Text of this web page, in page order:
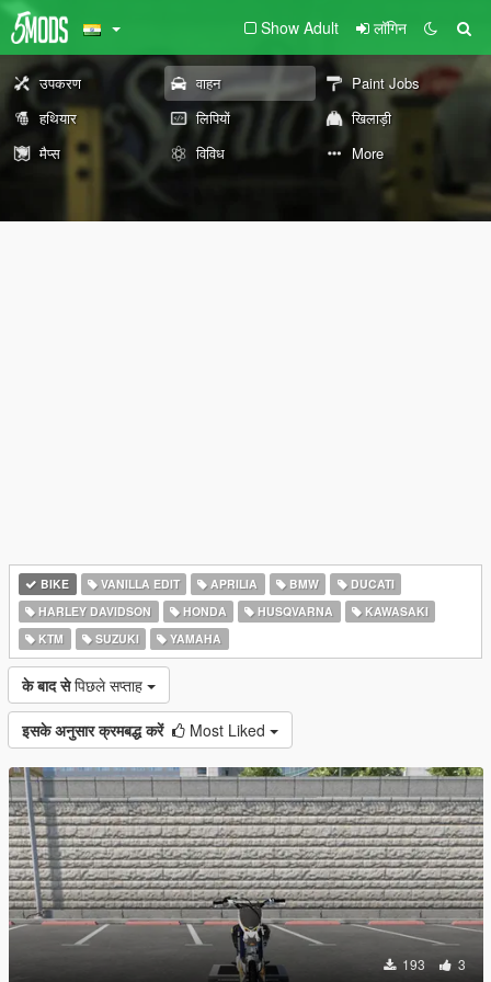
Show Adult लॉगिन
उपकरण वाहन
Paint Jobs
हथियार
लिपियों
खिलाड़ी
मैप्स
विविध More
BIKE VANILLA EDIT APRILIA BMW
DUCATI
HARLEY DAVIDSON
HONDA HUSQVARNA
KAWASAKI
KTM
SUZUKI YAMAHA
के बाद से पिछले सप्ताह
इसके अनुसार क्रमबद्ध करें Most Liked
193 3